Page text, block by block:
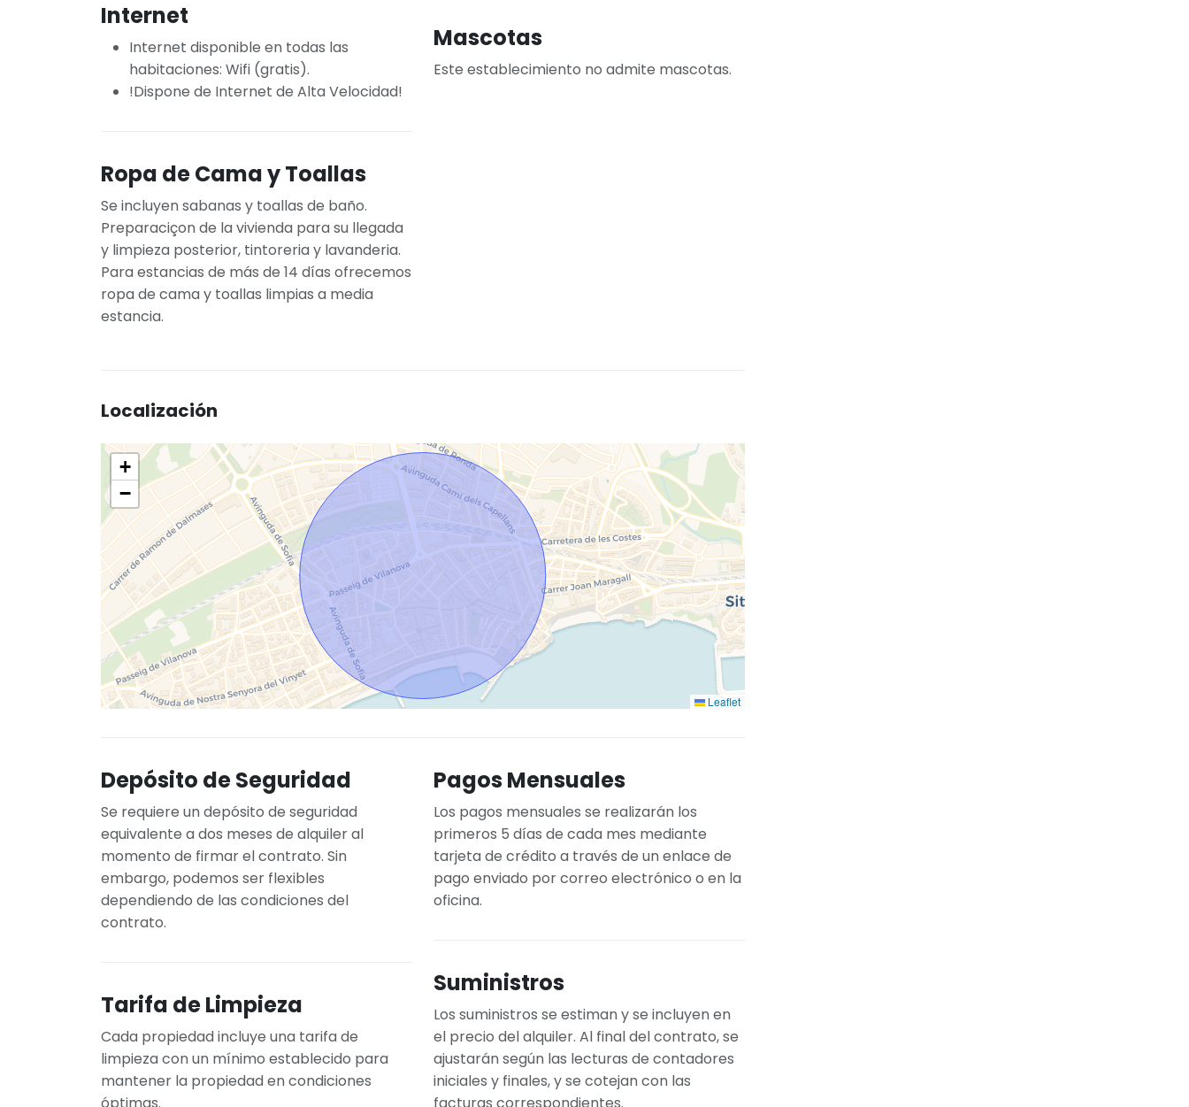
Internet
Internet disponible en todas las
habitaciones: Wifi (gratis).
!Dispone de Internet de Alta Velocidad!
Ropa de Cama y Toallas
Se incluyen sabanas y toallas de baño.
Preparaciçon de la vivienda para su llegada
y limpieza posterior, tintoreria y lavanderia.
Para estancias de más de 14 días ofrecemos
ropa de cama y toallas limpias a media
estancia.
Mascotas
Este establecimiento no admite mascotas.
Localización
+
−
Leaflet
Depósito de Seguridad
Se requiere un depósito de seguridad
equivalente a dos meses de alquiler al
momento de firmar el contrato. Sin
embargo, podemos ser flexibles
dependiendo de las condiciones del
contrato.
Tarifa de Limpieza
Cada propiedad incluye una tarifa de
limpieza con un mínimo establecido para
mantener la propiedad en condiciones
Pagos Mensuales
Los pagos mensuales se realizarán los
primeros 5 días de cada mes mediante
tarjeta de crédito a través de un enlace de
pago enviado por correo electrónico o en la
oficina.
Suministros
Los suministros se estiman y se incluyen en
el precio del alquiler. Al final del contrato, se
ajustarán según las lecturas de contadores
iniciales y finales, y se cotejan con las